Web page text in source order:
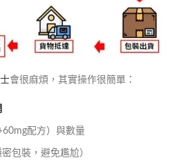
會很麻煩，其實操作很簡單：
配方）與數量
包裝，避免尷尬）